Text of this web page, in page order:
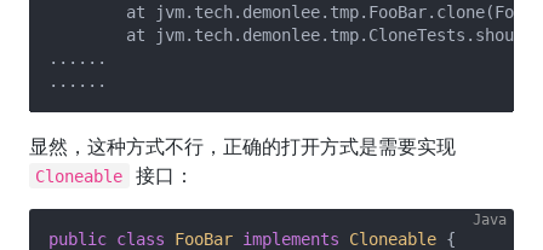
at
at
......
显然，这种方式不行，正确的打开方式是需要实现
Cloneable 接口：
public class FooBar implements Cloneable {